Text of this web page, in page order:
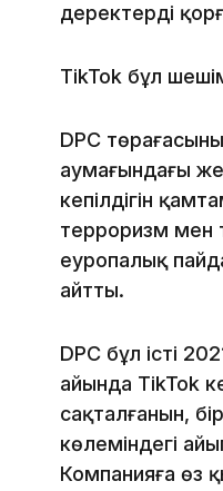
деректерді
TikTok бұл
DPC
аумағындағы
кепілдігін
терроризм мен
еуропалық
айтты.
DPC бұл істі
айында TikTok
сақталғанын,
көлеміндегі
Компанияға өз